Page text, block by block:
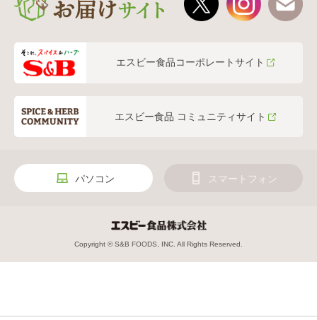
エスビー食品コーポレートサイト
エスビー食品 コミュニティサイト
パソコン スマートフォン
Copyright © S&B FOODS, INC. All Rights Reserved.